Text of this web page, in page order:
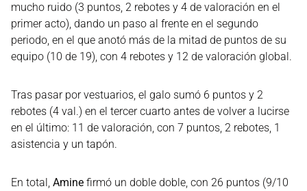
mucho ruido (3 puntos, 2 rebotes y 4 de valoración en el
primer acto), dando un paso al frente en el segundo
periodo, en el que anotó más de la mitad de puntos de su
equipo (10 de 19), con 4 rebotes y 12 de valoración global.
Tras pasar por vestuarios, el galo sumó 6 puntos y 2
rebotes (4 val.) en el tercer cuarto antes de volver a lucirse
en el último: 11 de valoración, con 7 puntos, 2 rebotes, 1
asistencia y un tapón.
En total, Amine firmó un doble doble, con 26 puntos (9/10